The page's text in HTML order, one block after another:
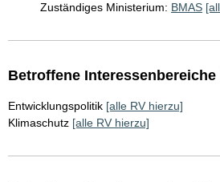
Zuständiges Ministerium: BMAS
Betroffene Interessenbereiche
Entwicklungspolitik [alle RV hierzu]
Klimaschutz [alle RV hierzu]